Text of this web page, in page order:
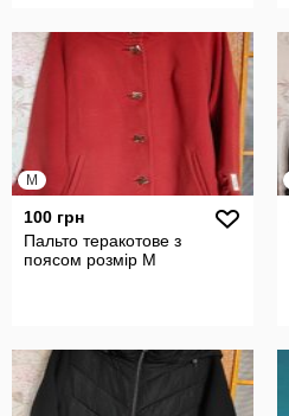
M
100 грн
Пальто теракотове з
поясом розмір М